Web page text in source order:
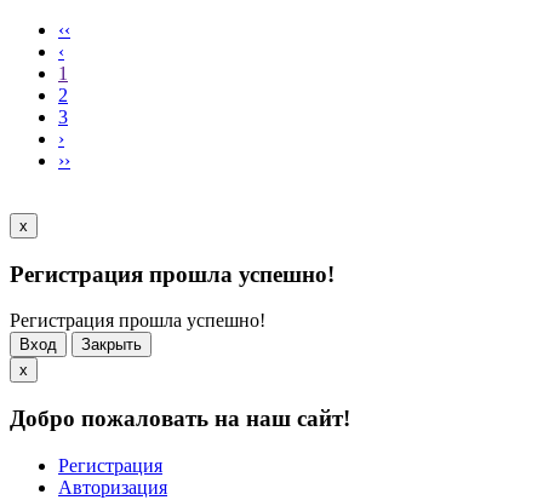
‹‹
‹
1
2
3
›
››
x
Регистрация прошла успешно!
Регистрация прошла успешно!
Вход
Закрыть
x
Добро пожаловать на наш сайт!
Регистрация
Авторизация